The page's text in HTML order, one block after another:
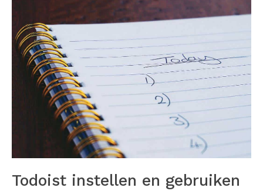
Todoist instellen en gebruiken